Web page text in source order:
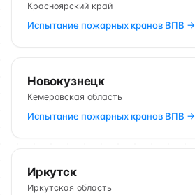
Красноярский край
Испытание пожарных кранов ВПВ →
Новокузнецк
Кемеровская область
Испытание пожарных кранов ВПВ →
Иркутск
Иркутская область